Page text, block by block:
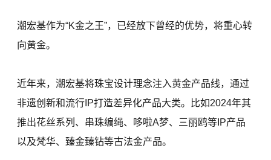
潮宏基作为“K金之王”，已经放下曾经的优势，将重心转
向黄金。
近年来，潮宏基将珠宝设计理念注入黄金产品线，通过
非遗创新和流行IP打造差异化产品大类。比如2024年其
推出花丝系列、串珠编绳、哆啦A梦、三丽鸥等IP产品
以及梵华、臻金臻钻等古法金产品。